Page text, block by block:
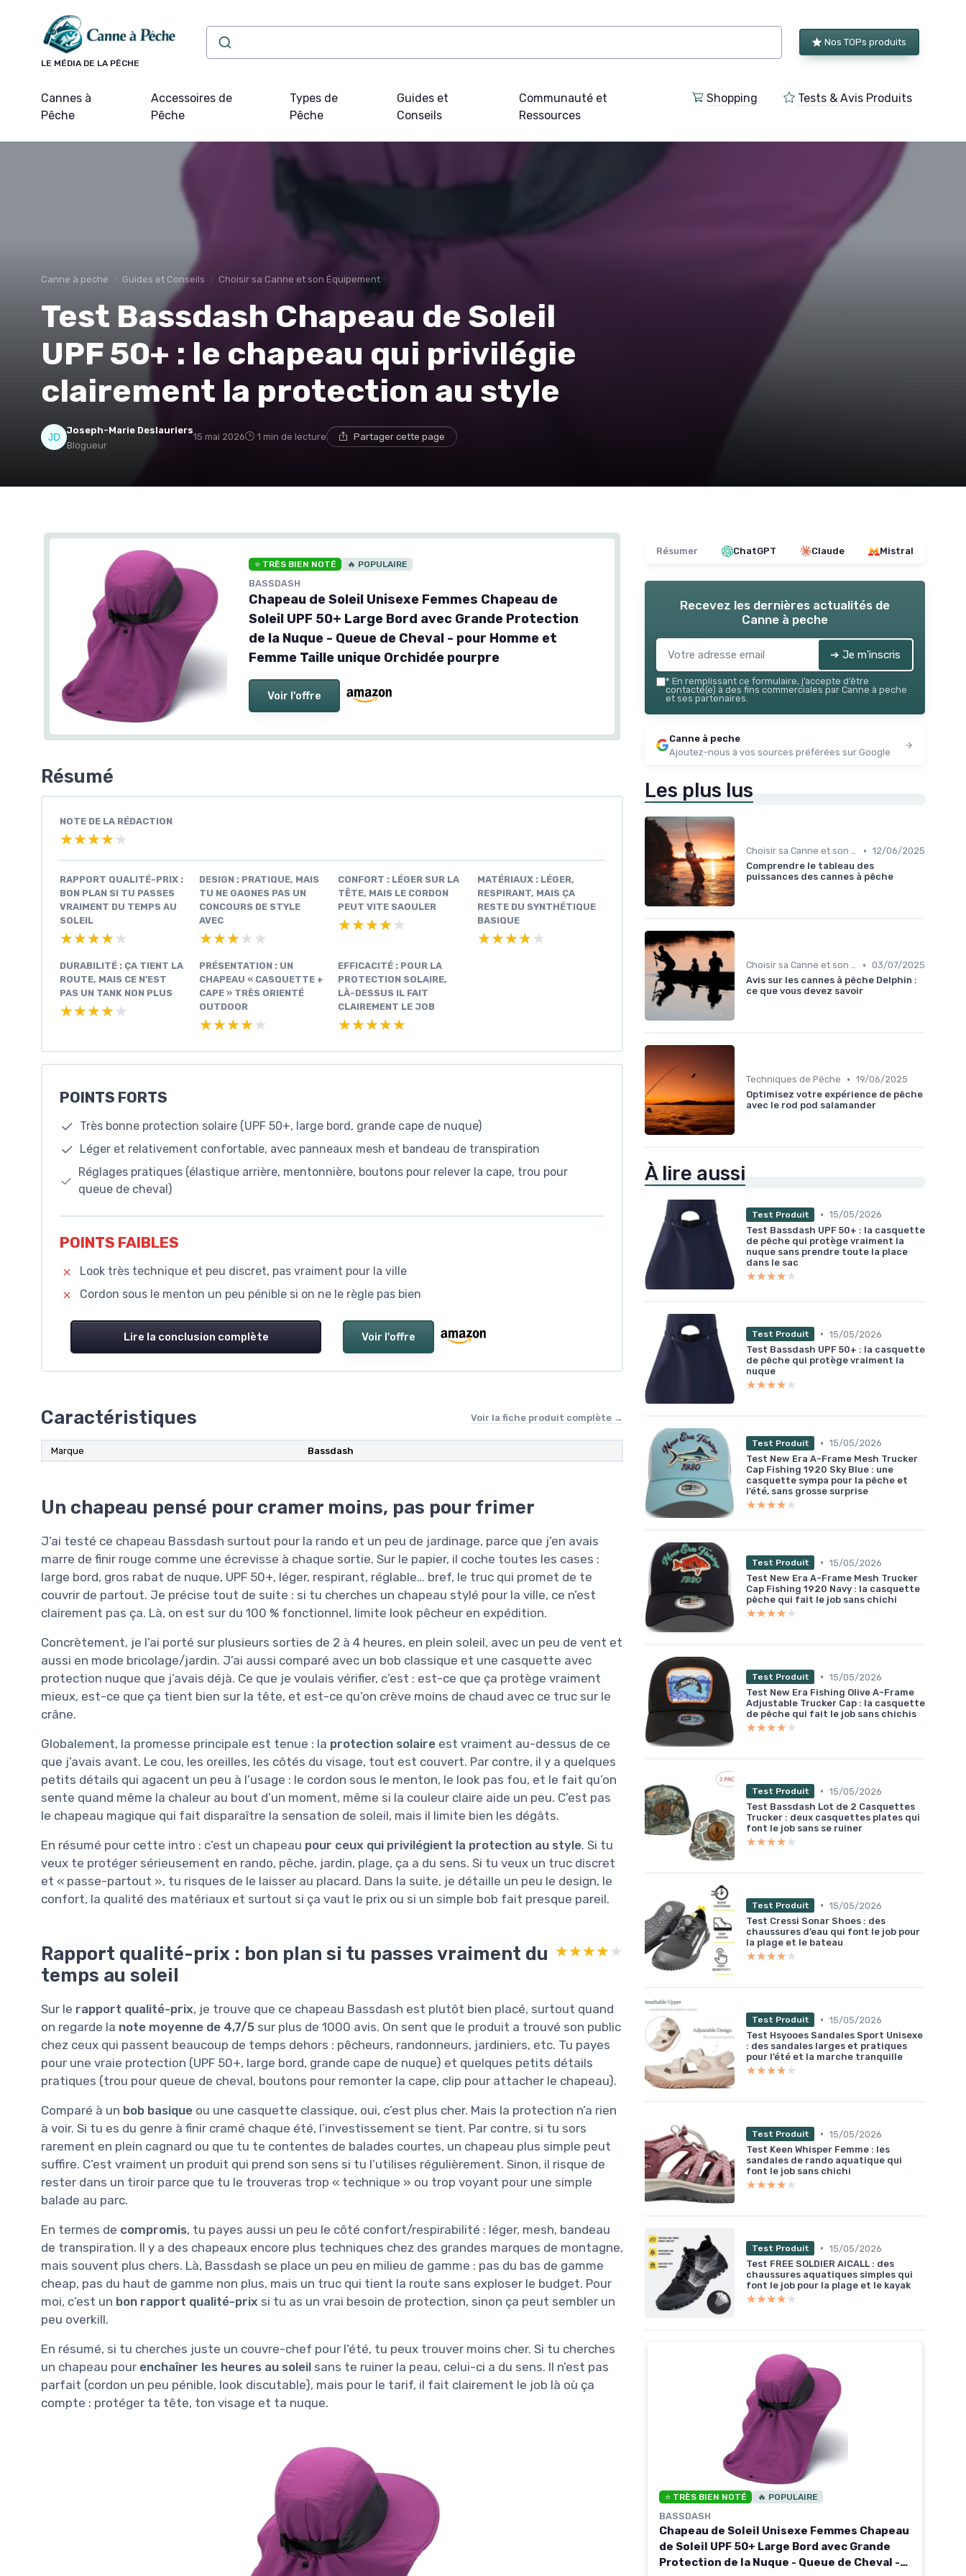
LE MÉDIA DE LA PÊCHE
Nos TOPs produits
Cannes à
Pêche
Accessoires de
Pêche
Types de
Pêche
Guides et
Conseils
Communauté et
Ressources
Shopping Tests & Avis Produits
Canne à peche Guides et Conseils Choisir sa Canne et son Équipement
Test Bassdash Chapeau de Soleil
UPF 50+ : le chapeau qui privilégie
clairement la protection au style
Joseph-Marie Deslauriers
Blogueur
15 mai 2026 1 min de lecture Partager cette page
⭐ TRÈS BIEN NOTÉ 🔥 POPULAIRE
BASSDASH
Chapeau de Soleil Unisexe Femmes Chapeau de
Soleil UPF 50+ Large Bord avec Grande Protection
de la Nuque - Queue de Cheval - pour Homme et
Femme Taille unique Orchidée pourpre
Voir l'offre
Résumé
NOTE DE LA RÉDACTION
★★★★★
★★★★★
RAPPORT QUALITÉ-PRIX :
BON PLAN SI TU PASSES
VRAIMENT DU TEMPS AU
SOLEIL
★★★★★
★★★★★
DESIGN : PRATIQUE, MAIS
TU NE GAGNES PAS UN
CONCOURS DE STYLE
AVEC
★★★★★
★★★★★
CONFORT : LÉGER SUR LA
TÊTE, MAIS LE CORDON
PEUT VITE SAOULER
★★★★★
★★★★★
MATÉRIAUX : LÉGER,
RESPIRANT, MAIS ÇA
RESTE DU SYNTHÉTIQUE
BASIQUE
★★★★★
★★★★★
DURABILITÉ : ÇA TIENT LA
ROUTE, MAIS CE N’EST
PAS UN TANK NON PLUS
★★★★★
★★★★★
PRÉSENTATION : UN
CHAPEAU « CASQUETTE +
CAPE » TRÈS ORIENTÉ
OUTDOOR
★★★★★
★★★★★
EFFICACITÉ : POUR LA
PROTECTION SOLAIRE,
LÀ-DESSUS IL FAIT
CLAIREMENT LE JOB
★★★★★
★★★★★
POINTS FORTS
Très bonne protection solaire (UPF 50+, large bord, grande cape de nuque)
Léger et relativement confortable, avec panneaux mesh et bandeau de transpiration
Réglages pratiques (élastique arrière, mentonnière, boutons pour relever la cape, trou pour
queue de cheval)
POINTS FAIBLES
Look très technique et peu discret, pas vraiment pour la ville
Cordon sous le menton un peu pénible si on ne le règle pas bien
Lire la conclusion complète Voir l'offre
Caractéristiques Voir la fiche produit complète →
Marque Bassdash
Un chapeau pensé pour cramer moins, pas pour frimer
J’ai testé ce chapeau Bassdash surtout pour la rando et un peu de jardinage, parce que j’en avais
marre de finir rouge comme une écrevisse à chaque sortie. Sur le papier, il coche toutes les cases :
large bord, gros rabat de nuque, UPF 50+, léger, respirant, réglable… bref, le truc qui promet de te
couvrir de partout. Je précise tout de suite : si tu cherches un chapeau stylé pour la ville, ce n’est
clairement pas ça. Là, on est sur du 100 % fonctionnel, limite look pêcheur en expédition.
Concrètement, je l’ai porté sur plusieurs sorties de 2 à 4 heures, en plein soleil, avec un peu de vent et
aussi en mode bricolage/jardin. J’ai aussi comparé avec un bob classique et une casquette avec
protection nuque que j’avais déjà. Ce que je voulais vérifier, c’est : est-ce que ça protège vraiment
mieux, est-ce que ça tient bien sur la tête, et est-ce qu’on crève moins de chaud avec ce truc sur le
crâne.
Globalement, la promesse principale est tenue : la protection solaire est vraiment au-dessus de ce
que j’avais avant. Le cou, les oreilles, les côtés du visage, tout est couvert. Par contre, il y a quelques
petits détails qui agacent un peu à l’usage : le cordon sous le menton, le look pas fou, et le fait qu’on
sente quand même la chaleur au bout d’un moment, même si la couleur claire aide un peu. C’est pas
le chapeau magique qui fait disparaître la sensation de soleil, mais il limite bien les dégâts.
En résumé pour cette intro : c’est un chapeau pour ceux qui privilégient la protection au style. Si tu
veux te protéger sérieusement en rando, pêche, jardin, plage, ça a du sens. Si tu veux un truc discret
et « passe-partout », tu risques de le laisser au placard. Dans la suite, je détaille un peu le design, le
confort, la qualité des matériaux et surtout si ça vaut le prix ou si un simple bob fait presque pareil.
Rapport qualité-prix : bon plan si tu passes vraiment du
temps au soleil
★★★★★
★★★★★
Sur le rapport qualité-prix, je trouve que ce chapeau Bassdash est plutôt bien placé, surtout quand
on regarde la note moyenne de 4,7/5 sur plus de 1000 avis. On sent que le produit a trouvé son public
chez ceux qui passent beaucoup de temps dehors : pêcheurs, randonneurs, jardiniers, etc. Tu payes
pour une vraie protection (UPF 50+, large bord, grande cape de nuque) et quelques petits détails
pratiques (trou pour queue de cheval, boutons pour remonter la cape, clip pour attacher le chapeau).
Comparé à un bob basique ou une casquette classique, oui, c’est plus cher. Mais la protection n’a rien
à voir. Si tu es du genre à finir cramé chaque été, l’investissement se tient. Par contre, si tu sors
rarement en plein cagnard ou que tu te contentes de balades courtes, un chapeau plus simple peut
suffire. C’est vraiment un produit qui prend son sens si tu l’utilises régulièrement. Sinon, il risque de
rester dans un tiroir parce que tu le trouveras trop « technique » ou trop voyant pour une simple
balade au parc.
En termes de compromis, tu payes aussi un peu le côté confort/respirabilité : léger, mesh, bandeau
de transpiration. Il y a des chapeaux encore plus techniques chez des grandes marques de montagne,
mais souvent plus chers. Là, Bassdash se place un peu en milieu de gamme : pas du bas de gamme
cheap, pas du haut de gamme non plus, mais un truc qui tient la route sans exploser le budget. Pour
moi, c’est un bon rapport qualité-prix si tu as un vrai besoin de protection, sinon ça peut sembler un
peu overkill.
En résumé, si tu cherches juste un couvre-chef pour l’été, tu peux trouver moins cher. Si tu cherches
un chapeau pour enchaîner les heures au soleil sans te ruiner la peau, celui-ci a du sens. Il n’est pas
parfait (cordon un peu pénible, look discutable), mais pour le tarif, il fait clairement le job là où ça
compte : protéger ta tête, ton visage et ta nuque.
Résumer ChatGPT Claude Mistral
Recevez les dernières actualités de
Canne à peche
➔ Je m'inscris
* En remplissant ce formulaire, j’accepte d’être
contacté(e) à des fins commerciales par Canne à peche
et ses partenaires.
Canne à peche
Ajoutez-nous à vos sources préférées sur Google
Les plus lus
Choisir sa Canne et son Équipement • 12/06/2025
Comprendre le tableau des
puissances des cannes à pêche
Choisir sa Canne et son Équipement • 03/07/2025
Avis sur les cannes à pêche Delphin :
ce que vous devez savoir
Techniques de Pêche • 19/06/2025
Optimisez votre expérience de pêche
avec le rod pod salamander
À lire aussi
Test Produit • 15/05/2026
Test Bassdash UPF 50+ : la casquette
de pêche qui protège vraiment la
nuque sans prendre toute la place
dans le sac
★★★★★
★★★★★
Test Produit • 15/05/2026
Test Bassdash UPF 50+ : la casquette
de pêche qui protège vraiment la
nuque
★★★★★
★★★★★
Test Produit • 15/05/2026
Test New Era A-Frame Mesh Trucker
Cap Fishing 1920 Sky Blue : une
casquette sympa pour la pêche et
l’été, sans grosse surprise
★★★★★
★★★★★
Test Produit • 15/05/2026
Test New Era A-Frame Mesh Trucker
Cap Fishing 1920 Navy : la casquette
pêche qui fait le job sans chichi
★★★★★
★★★★★
Test Produit • 15/05/2026
Test New Era Fishing Olive A-Frame
Adjustable Trucker Cap : la casquette
de pêche qui fait le job sans chichis
★★★★★
★★★★★
Test Produit • 15/05/2026
Test Bassdash Lot de 2 Casquettes
Trucker : deux casquettes plates qui
font le job sans se ruiner
★★★★★
★★★★★
Test Produit • 15/05/2026
Test Cressi Sonar Shoes : des
chaussures d’eau qui font le job pour
la plage et le bateau
★★★★★
★★★★★
Test Produit • 15/05/2026
Test Hsyooes Sandales Sport Unisexe
: des sandales larges et pratiques
pour l’été et la marche tranquille
★★★★★
★★★★★
Test Produit • 15/05/2026
Test Keen Whisper Femme : les
sandales de rando aquatique qui
font le job sans chichi
★★★★★
★★★★★
Test Produit • 15/05/2026
Test FREE SOLDIER AICALL : des
chaussures aquatiques simples qui
font le job pour la plage et le kayak
★★★★★
★★★★★
⭐ TRÈS BIEN NOTÉ 🔥 POPULAIRE
BASSDASH
Chapeau de Soleil Unisexe Femmes Chapeau
de Soleil UPF 50+ Large Bord avec Grande
Protection de la Nuque - Queue de Cheval -